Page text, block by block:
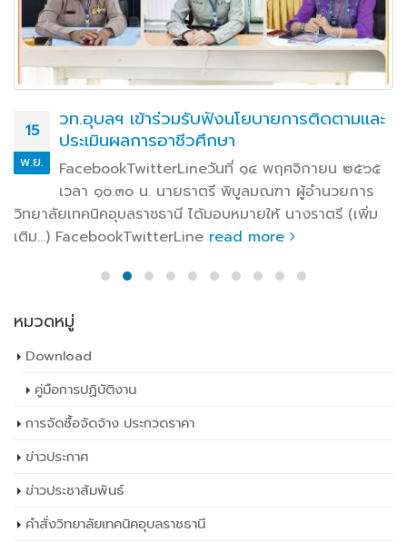
15
พ.ย.
วท.อุบลฯ เข้าร่วมรับฟังนโยบายการติดตามและ
ประเมินผลการอาชีวศึกษา
FacebookTwitterLineวันที่ ๑๔ พฤศจิกายน ๒๕๖๕
เวลา ๑๐.๓๐ น. นายธาตรี พิบูลมณฑา ผู้อำนวยการ
วิทยาลัยเทคนิคอุบลราชธานี ได้มอบหมายให้ นางราตรี (เพิ่ม
เติม…) FacebookTwitterLine read more
หมวดหมู่
Download
คู่มือการปฏิบัติงาน
การจัดซื้อจัดจ้าง ประกวดราคา
ข่าวประกาศ
ข่าวประชาสัมพันธ์
คำสั่งวิทยาลัยเทคนิคอุบลราชธานี